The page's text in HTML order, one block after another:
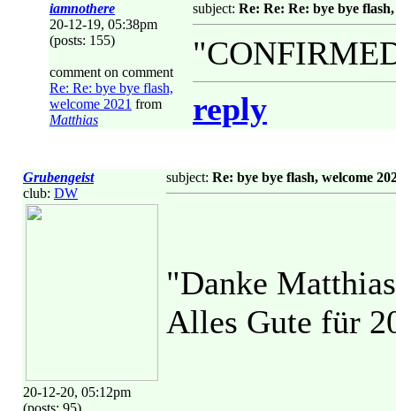
iamnothere
20-12-19, 05:38pm
(posts: 155)
comment on comment
Re: Re: bye bye flash,
welcome 2021 from
Matthias
subject: Re: Re: Re: bye bye
reply
Grubengeist
club: DW
20-12-20, 05:12pm
(posts: 95)
subject: Re: bye bye flash, welcome
"Danke
Alles Gute für